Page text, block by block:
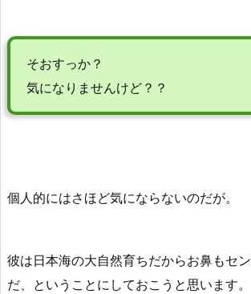
そおすっか？
気になりませんけど？？
個人的にはさほど気にならないのだが。
彼は日本海の大自然育ちだからお鼻もセ
だ、ということにしておこうと思います。